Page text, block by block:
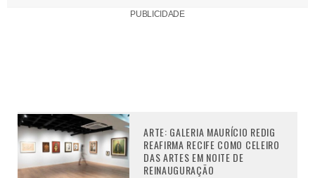
PUBLICIDADE
ARTE: GALERIA MAURÍCIO REDIG
REAFIRMA RECIFE COMO CELEIRO
DAS ARTES EM NOITE DE
REINAUGURAÇÃO